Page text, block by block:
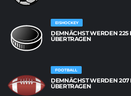
EISHOCKEY
DEMNÄCHST WERDEN 225
ÜBERTRAGEN
FOOTBALL
DEMNÄCHST WERDEN 207
ÜBERTRAGEN